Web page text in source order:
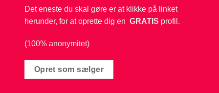
Det eneste du skal gøre er at klikke på linket
herunder, for at oprette dig en GRATIS profil.
(100% anonymitet)
Opret som sælger